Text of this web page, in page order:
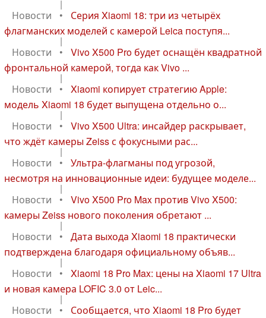
|
Новости
•
Серия Xiaomi 18: три из четырёх
флагманских моделей с камерой Leica поступя...
|
Новости
•
Vivo X500 Pro будет оснащён квадратной
фронтальной камерой, тогда как Vivo ...
|
Новости
•
Xiaomi копирует стратегию Apple:
модель Xiaomi 18 будет выпущена отдельно о...
|
Новости
•
Vivo X500 Ultra: инсайдер раскрывает,
что ждёт камеры Zeiss с фокусными рас...
|
Новости
•
Ультра-флагманы под угрозой,
несмотря на инновационные идеи: будущее моделе...
|
Новости
•
Vivo X500 Pro Max против Vivo X500:
камеры Zeiss нового поколения обретают ...
|
Новости
•
Дата выхода Xiaomi 18 практически
подтверждена благодаря официальному объяв...
|
Новости
•
Xiaomi 18 Pro Max: цены на Xiaomi 17 Ultra
и новая камера LOFIC 3.0 от Leic...
|
Новости
•
Сообщается, что Xiaomi 18 Pro будет